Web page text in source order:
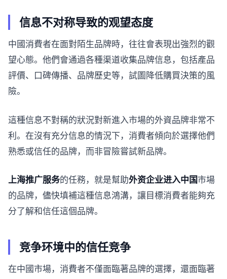
信息不对称导致的观望态度
中國消費者在面對陌生品牌時，往往會表現出強烈的觀
望心態。他們會通過各種渠道收集品牌信息，包括產品
評價、口碑傳播、品牌歷史等，試圖降低購買決策的風
險。
這種信息不對稱的狀況對新進入市場的外資品牌非常不
利。在沒有充分信息的情況下，消費者傾向於選擇他們
熟悉或信任的品牌，而非冒險嘗試新品牌。
上海推广服务的任務，就是幫助外资企业进入中国市場
的品牌，儘快填補這種信息鴻溝，讓目標消費者能夠充
分了解和信任這個品牌。
竞争环境中的信任竞争
在中國市場，消費者不僅面臨著品牌的選擇，還面臨著